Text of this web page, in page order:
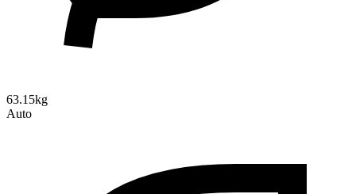
63.15kg
Auto